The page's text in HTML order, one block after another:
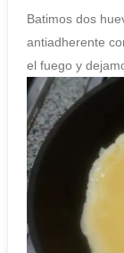
Batimos dos
antiadherente
el fuego y